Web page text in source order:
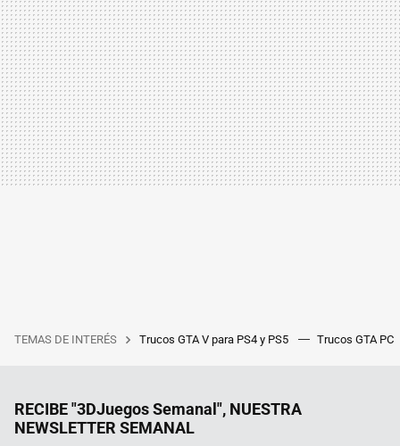
TEMAS DE INTERÉS Trucos GTA V para PS4 y PS5 Trucos GTA PC
RECIBE "3DJuegos Semanal", NUESTRA
NEWSLETTER SEMANAL